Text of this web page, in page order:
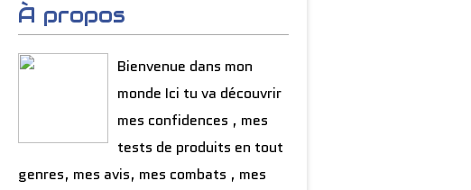
À propos
Bienvenue dans mon
monde Ici tu va découvrir
mes confidences , mes
tests de produits en tout
genres, mes avis, mes combats , mes